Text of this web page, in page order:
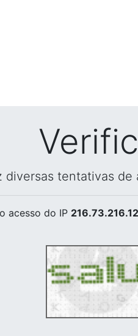
diversas tentativas
acesso do IP